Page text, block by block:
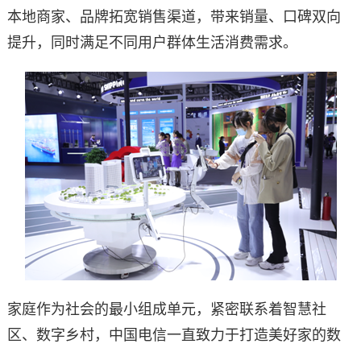
本地商家、品牌拓宽销售渠道，带来销量、口碑双向
提升，同时满足不同用户群体生活消费需求。
家庭作为社会的最小组成单元，紧密联系着智慧社
区、数字乡村，中国电信一直致力于打造美好家的数